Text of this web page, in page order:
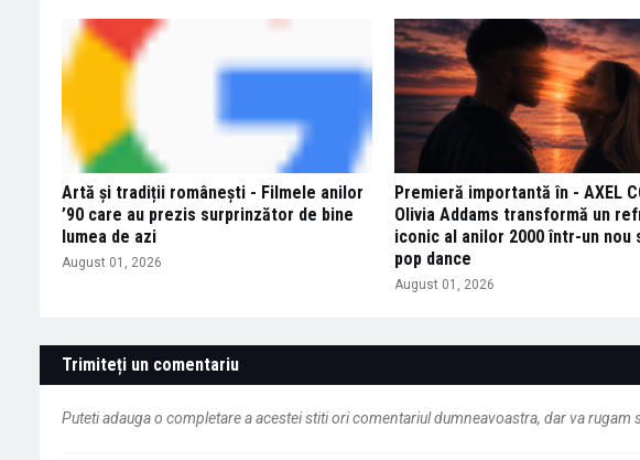
Artă și tradiții românești - Filmele anilor
’90 care au prezis surprinzător de bine
lumea de azi
August 01, 2026
Premieră importantă în - AXEL
Olivia Addams transformă un
iconic al anilor 2000 într-un nou
pop dance
August 01, 2026
Trimiteți un comentariu
Puteti adauga o completare a acestei stiti ori comentariul dumneavoastra, dar va rugam